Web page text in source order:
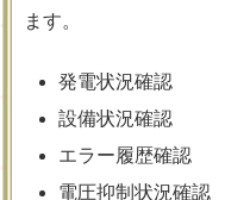
ます。
発電状況確認
設備状況確認
エラー履歴確認
電圧抑制状況確認